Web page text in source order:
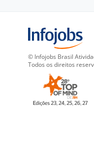
© Infojobs Brasil
Todos os direitos